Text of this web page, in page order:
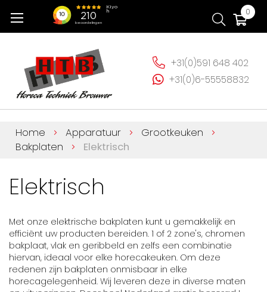
naar
0
+31(0)591 648 402
+31(0)6-55558832
Home Apparatuur
Grootkeuken
Bakplaten
Elektrisch
Elektrisch
Met onze elektrische bakplaten kunt u gemakkelijk en
efficiënt uw producten bereiden. 1 of 2 zone's, chromen
bakplaat, vlak en geribbeld en zelfs een combinatie
hiervan, ideaal voor elke horecakeuken. Om deze
redenen zijn bakplaten onmisbaar in elke
horecagelegenheid. Wij leveren deze in diverse maten